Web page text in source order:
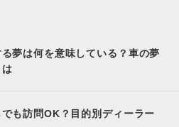
る夢は何を意味している？車の夢
も訪問OK？目的別ディーラー